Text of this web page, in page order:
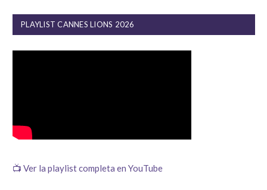
PLAYLIST CANNES LIONS 2026
📺 Ver la playlist completa en YouTube